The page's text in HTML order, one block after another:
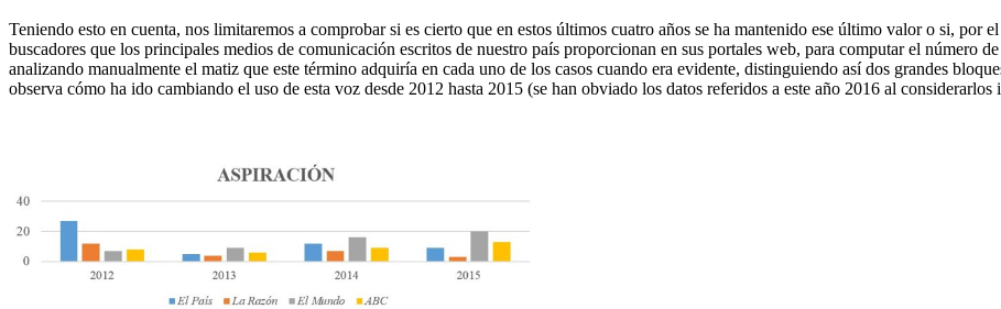
Teniendo esto en cuenta, nos limitaremos a comprobar si es cierto que en estos últimos cuatro años se ha mantenido ese último valor o si, por
buscadores que los principales medios de comunicación escritos de nuestro país proporcionan en sus portales web, para computar el número
analizando manualmente el matiz que este término adquiría en cada uno de los casos cuando era evidente, distinguiendo así dos grandes
observa cómo ha ido cambiando el uso de esta voz desde 2012 hasta 2015 (se han obviado los datos referidos a este año 2016 al considerarlos